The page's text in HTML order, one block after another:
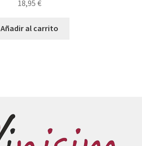
18,95 €
Añadir al carrito